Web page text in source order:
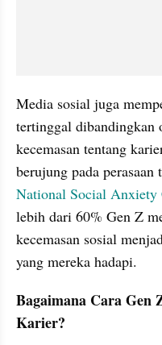
Media sosial juga
tertinggal
kecemasan tentang
National Social Anxiety
lebih dari 60% Gen Z
kecemasan sosial
yang mereka hadapi.
Bagaimana Cara Gen
Karier?